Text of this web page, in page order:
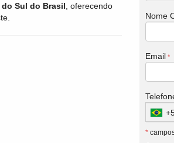
Sul do Brasil , oferecendo
Nome
Email
*